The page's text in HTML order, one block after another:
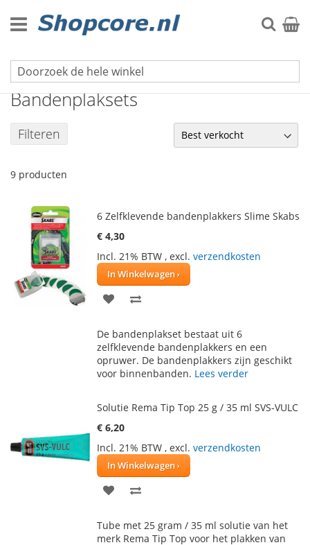
naar
de
Zoek
Fiets & Auto
Bandenplaksets
Filteren
9 producten
6 Zelfklevende bandenplakkers Slime Skabs
€ 4,30
Incl. 21% BTW , excl. verzendkosten
In Winkelwagen
VOEG
AAN
VERLANGLIJST
TE
VERGELIJKEN
De bandenplakset bestaat uit 6
zelfklevende bandenplakkers en een
opruwer. De bandenplakkers zijn geschikt
voor binnenbanden. Lees verder
Solutie Rema Tip Top 25 g / 35 ml SVS-VULC
€ 6,20
Incl. 21% BTW , excl. verzendkosten
In Winkelwagen
VOEG
AAN TE
Tube met 25 gram / 35 ml solutie van het
merk Rema Tip Top voor het plakken van